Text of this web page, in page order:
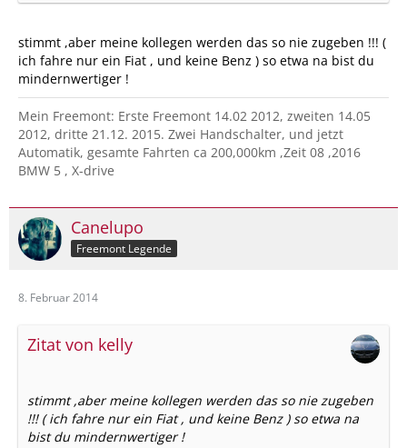
stimmt ,aber meine kollegen werden das so nie zugeben !!! (
ich fahre nur ein Fiat , und keine Benz ) so etwa na bist du
mindernwertiger !
Mein Freemont: Erste Freemont 14.02 2012, zweiten 14.05
2012, dritte 21.12. 2015. Zwei Handschalter, und jetzt
Automatik, gesamte Fahrten ca 200,000km ,Zeit 08 ,2016
BMW 5 , X-drive
Canelupo
Freemont Legende
8. Februar 2014
Zitat von kelly
stimmt ,aber meine kollegen werden das so nie zugeben
!!! ( ich fahre nur ein Fiat , und keine Benz ) so etwa na
bist du mindernwertiger !